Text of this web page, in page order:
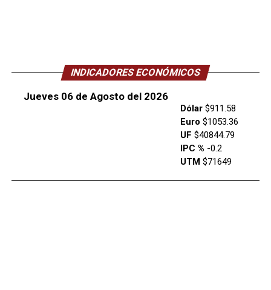
INDICADORES ECONÓMICOS
Jueves 06 de Agosto del 2026
Dólar$911.58
Euro $1053.36
UF $40844.79
IPC % -0.2
UTM $71649